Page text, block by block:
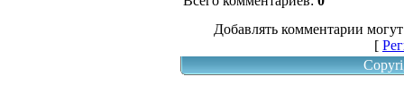
Добавлять комментарии
[